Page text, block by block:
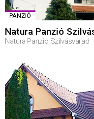
PANZIÓ
Natura Panzió
Natura Panzió Szilvásvárad